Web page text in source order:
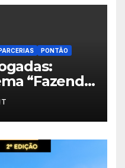
PONTÃO
“Fazendo
em
abertas